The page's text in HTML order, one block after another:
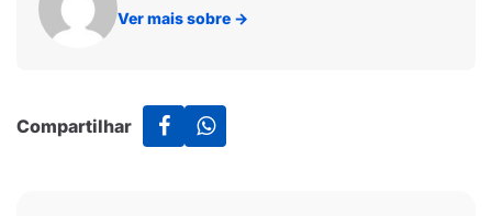
Ver mais sobre →
Compartilhar